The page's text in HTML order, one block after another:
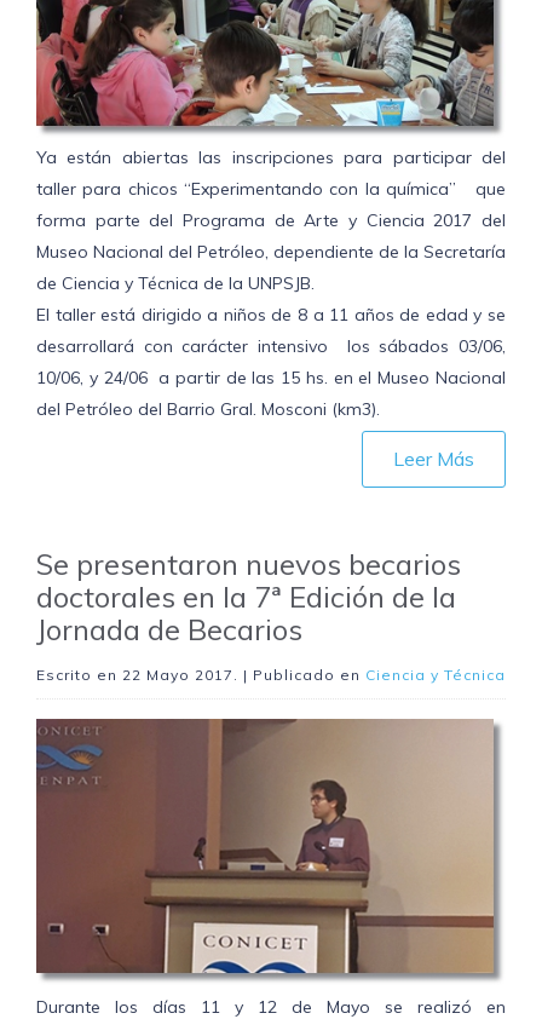
Ya están abiertas las inscripciones para participar del
taller para chicos “Experimentando con la química” que
forma parte del Programa de Arte y Ciencia 2017 del
Museo Nacional del Petróleo, dependiente de la Secretaría
de Ciencia y Técnica de la UNPSJB.
El taller está dirigido a niños de 8 a 11 años de edad y se
desarrollará con carácter intensivo los sábados 03/06,
10/06, y 24/06 a partir de las 15 hs. en el Museo Nacional
del Petróleo del Barrio Gral. Mosconi (km3).
Leer Más
Se presentaron nuevos becarios
doctorales en la 7ª Edición de la
Jornada de Becarios
Escrito en 22 Mayo 2017 . | Publicado en Ciencia y Técnica
Durante los días 11 y 12 de Mayo se realizó en